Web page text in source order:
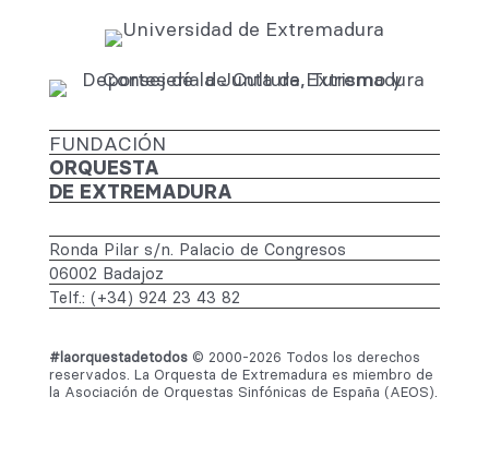
FUNDACIÓN
ORQUESTA
DE EXTREMADURA
Ronda Pilar s/n. Palacio de Congresos
06002 Badajoz
Telf.: (+34) 924 23 43 82
#laorquestadetodos© 2000-2026 Todos los derechos
reservados. La Orquesta de Extremadura es miembro de
la Asociación de Orquestas Sinfónicas de España (AEOS).